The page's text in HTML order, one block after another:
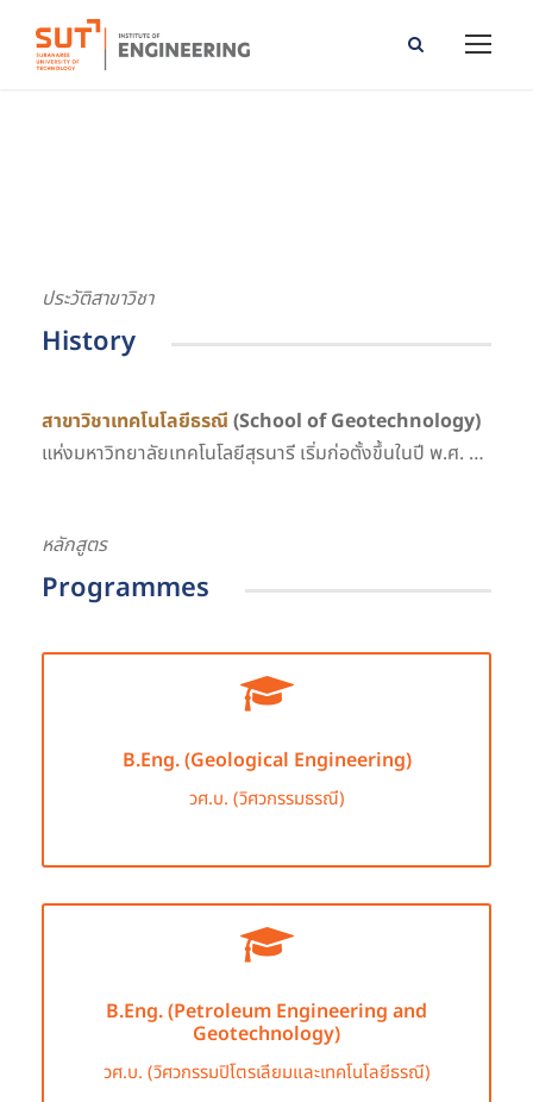
ประวัติสาขาวิชา
History
สาขาวิชาเทคโนโลยีธรณี (School of Geotechnology)
แห่งมหาวิทยาลัยเทคโนโลยีสุรนารี เริ่มก่อตั้งขึ้นในปี พ.ศ. …
หลักสูตร
Programmes
B.Eng. (Geological Engineering)
วศ.บ. (วิศวกรรมธรณี)
B.Eng. (Petroleum Engineering and
Geotechnology)
วศ.บ. (วิศวกรรมปิโตรเลียมและเทคโนโลยีธรณี)